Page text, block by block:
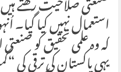
استعمال نہیں کیا گیا۔
کہ وہ علمی تحقیق کو